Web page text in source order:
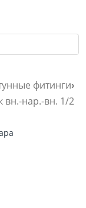
фитинги
вн.-нар.-вн. 1/2